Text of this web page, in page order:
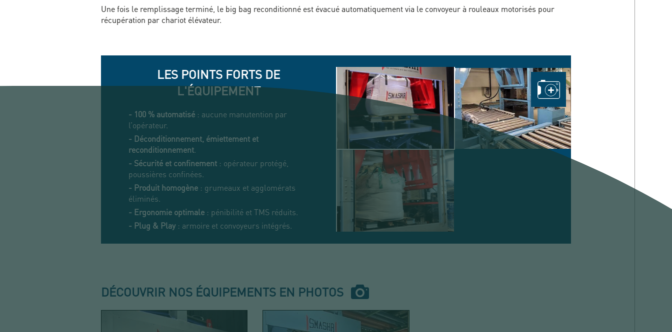
Une fois le remplissage terminé, le big bag reconditionné est évacué automatiquement via le convoyeur à rouleaux motorisés pour
récupération par chariot élévateur.
LES POINTS FORTS DE
L'ÉQUIPEMENT
- 100 % automatisé : aucune manutention par
l’opérateur.
- Déconditionnement, émiettement et
reconditionnement.
- Sécurité et confinement : opérateur protégé,
poussières confinées.
- Produit homogène : grumeaux et agglomérats
éliminés.
- Ergonomie optimale : pénibilité et TMS réduits.
- Plug & Play: armoire et convoyeurs intégrés.
DÉCOUVRIR NOS ÉQUIPEMENTS EN PHOTOS